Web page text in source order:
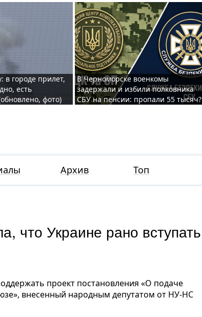
в городе прилет,
есть
фото)
В Черноморске военкомы
задержали и избили полковника
СБУ на пенсии: пропали 55 тысяч?
Архив Топ
что Украине рано вступать
проект постановления «О подаче
внесенный народным депутатом от НУ-НС